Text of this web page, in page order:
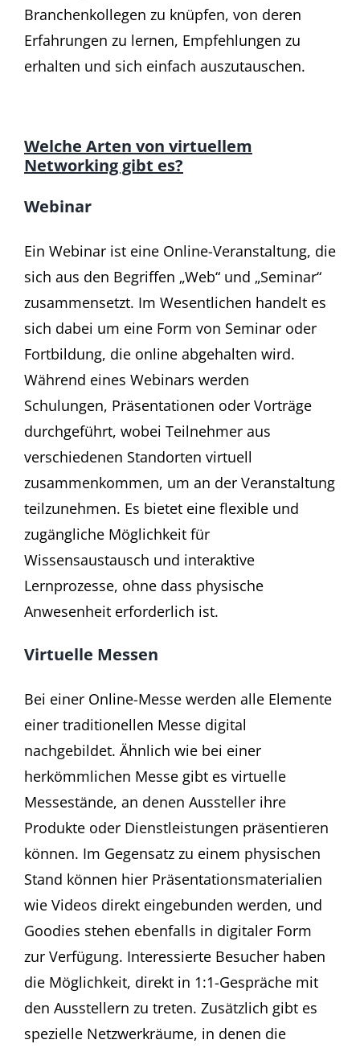
Branchenkollegen zu knüpfen, von deren
Erfahrungen zu lernen, Empfehlungen zu
erhalten und sich einfach auszutauschen.
Welche Arten von virtuellem
Networking gibt es?
Webinar
Ein Webinar ist eine Online-Veranstaltung, die
sich aus den Begriffen „Web“ und „Seminar“
zusammensetzt. Im Wesentlichen handelt es
sich dabei um eine Form von Seminar oder
Fortbildung, die online abgehalten wird.
Während eines Webinars werden
Schulungen, Präsentationen oder Vorträge
durchgeführt, wobei Teilnehmer aus
verschiedenen Standorten virtuell
zusammenkommen, um an der Veranstaltung
teilzunehmen. Es bietet eine flexible und
zugängliche Möglichkeit für
Wissensaustausch und interaktive
Lernprozesse, ohne dass physische
Anwesenheit erforderlich ist.
Virtuelle Messen
Bei einer Online-Messe werden alle Elemente
einer traditionellen Messe digital
nachgebildet. Ähnlich wie bei einer
herkömmlichen Messe gibt es virtuelle
Messestände, an denen Aussteller ihre
Produkte oder Dienstleistungen präsentieren
können. Im Gegensatz zu einem physischen
Stand können hier Präsentationsmaterialien
wie Videos direkt eingebunden werden, und
Goodies stehen ebenfalls in digitaler Form
zur Verfügung. Interessierte Besucher haben
die Möglichkeit, direkt in 1:1-Gespräche mit
den Ausstellern zu treten. Zusätzlich gibt es
spezielle Netzwerkräume, in denen die